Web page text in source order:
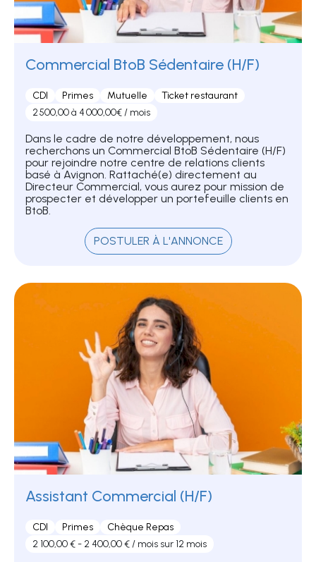
Commercial BtoB Sédentaire (H/F)
CDI Primes Mutuelle
Ticket restaurant
2 500,00 à 4 000,00€ / mois
Dans le cadre de notre développement, nous
recherchons un Commercial BtoB Sédentaire (H/F)
pour rejoindre notre centre de relations clients
basé à Avignon. Rattaché(e) directement au
Directeur Commercial, vous aurez pour mission de
prospecter et développer un portefeuille clients en
BtoB.
POSTULER À L'ANNONCE
Assistant Commercial (H/F)
CDI Primes
Chèque Repas
2 100,00 € - 2 400,00 € / mois sur 12 mois